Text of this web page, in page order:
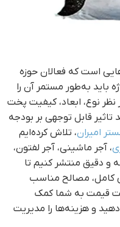
است که فعالان حوزه
باید به‌طور مستمر آن را
نظر نوع، ابعاد، کیفیت پخت
تاثیر قابل توجهی بر بودجه
امیران، تلاش کرده‌ایم
، آجر ماشینی، آجر لفتون،
و دقیق منتشر کنیم تا
کامل، مصالح مناسب
قیمت به شما کمک
و هزینه‌ها را مدیریت